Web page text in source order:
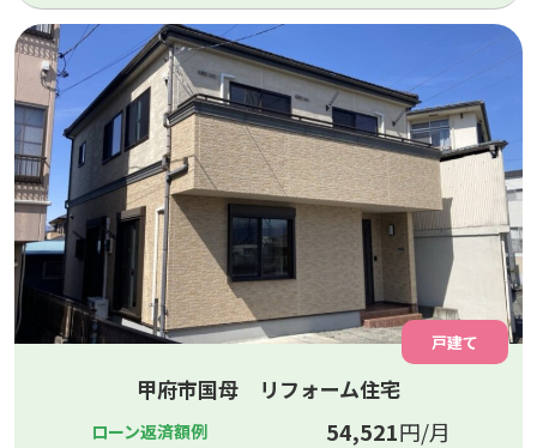
戸建て
甲府市国母 リフォーム住宅
ローン返済額例 54,521円/月